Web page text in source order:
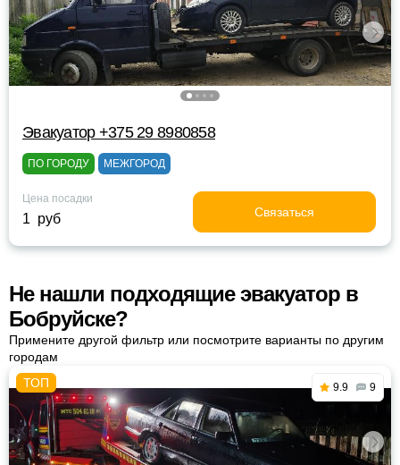
Эвакуатор +375 29 8980858
ПО ГОРОДУ МЕЖГОРОД
Цена посадки
1 руб Связаться
Не нашли подходящие эвакуатор в
Бобруйске?
Примените другой фильтр или посмотрите варианты по другим
городам
9.9 9